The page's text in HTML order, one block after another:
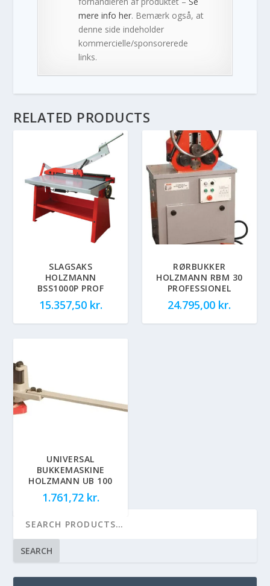
mere info her. Bemærk også, at
denne side indeholder
kommercielle/sponsorerede
links.
RELATED PRODUCTS
SLAGSAKS
HOLZMANN
BSS1000P PROF
15.357,50 kr.
RØRBUKKER
HOLZMANN RBM 30
PROFESSIONEL
24.795,00 kr.
UNIVERSAL
BUKKEMASKINE
HOLZMANN UB 100
1.761,72 kr.
SEARCH